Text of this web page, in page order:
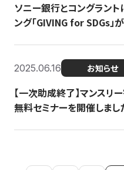
ソニー銀行とコングラント
ング「GIVING for SDGs」
2025.06.16 お知らせ
【一次助成終了】マンス
無料セミナーを開催しまし